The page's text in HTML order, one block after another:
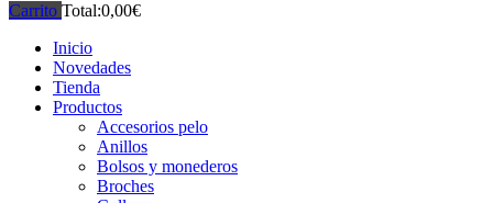
Carrito Total:0,00€
Inicio
Novedades
Tienda
Productos
Accesorios pelo
Anillos
Bolsos y monederos
Broches